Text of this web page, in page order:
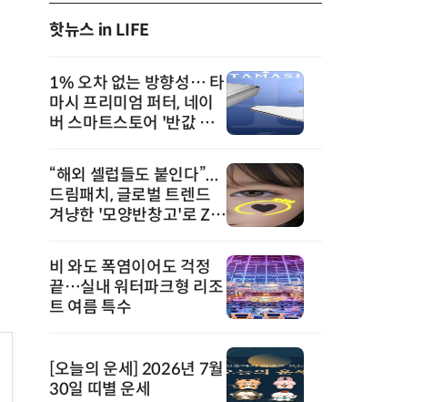
핫뉴스 in LIFE
1% 오차 없는 방향성… 타
마시 프리미엄 퍼터, 네이
버 스마트스토어 '반값 할
“해외 셀럽들도 붙인다”...
드림패치, 글로벌 트렌드
겨냥한 '모양반창고'로 Z세
비 와도 폭염이어도 걱정
끝…실내 워터파크형 리조
트 여름 특수
[오늘의 운세] 2026년 7월
30일 띠별 운세